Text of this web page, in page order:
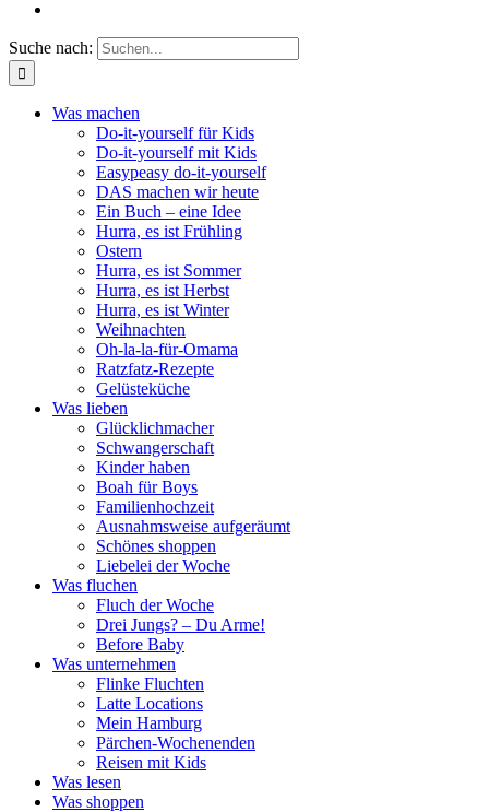
Suche nach:
Was machen
Do-it-yourself für Kids
Do-it-yourself mit Kids
Easypeasy do-it-yourself
DAS machen wir heute
Ein Buch – eine Idee
Hurra, es ist Frühling
Ostern
Hurra, es ist Sommer
Hurra, es ist Herbst
Hurra, es ist Winter
Weihnachten
Oh-la-la-für-Omama
Ratzfatz-Rezepte
Gelüsteküche
Was lieben
Glücklichmacher
Schwangerschaft
Kinder haben
Boah für Boys
Familienhochzeit
Ausnahmsweise aufgeräumt
Schönes shoppen
Liebelei der Woche
Was fluchen
Fluch der Woche
Drei Jungs? – Du Arme!
Before Baby
Was unternehmen
Flinke Fluchten
Latte Locations
Mein Hamburg
Pärchen-Wochenenden
Reisen mit Kids
Was lesen
Was shoppen